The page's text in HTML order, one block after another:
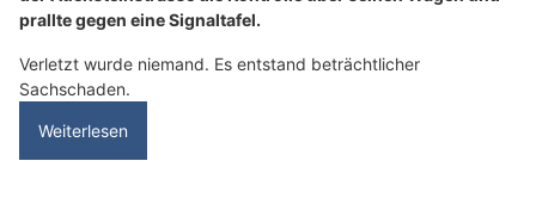
prallte gegen eine Signaltafel.
Verletzt wurde niemand. Es entstand beträchtlicher
Sachschaden.
Weiterlesen